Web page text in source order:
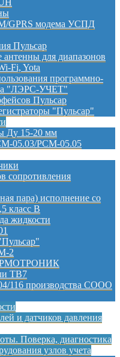
GPRS модема УСПД
Пульсар
для диапазонов
Fi, Yota
программно-
"ЛЭРС-УЧЕТ"
Пульсар
"Пульсар"
Ду 15-20 мм
05.03/РСМ-05.05
сопротивления
пара) исполнение со
класс B
жидкости
2
ТВ7
116 производства СООО
и датчиков давления
Поверка, диагностика
узлов учета